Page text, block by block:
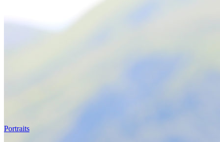
Portraits